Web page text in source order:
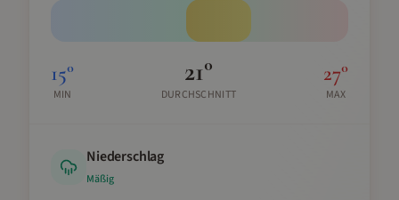
15°
MIN
21°
DURCHSCHNITT
27°
MAX
Niederschlag
Mäßig